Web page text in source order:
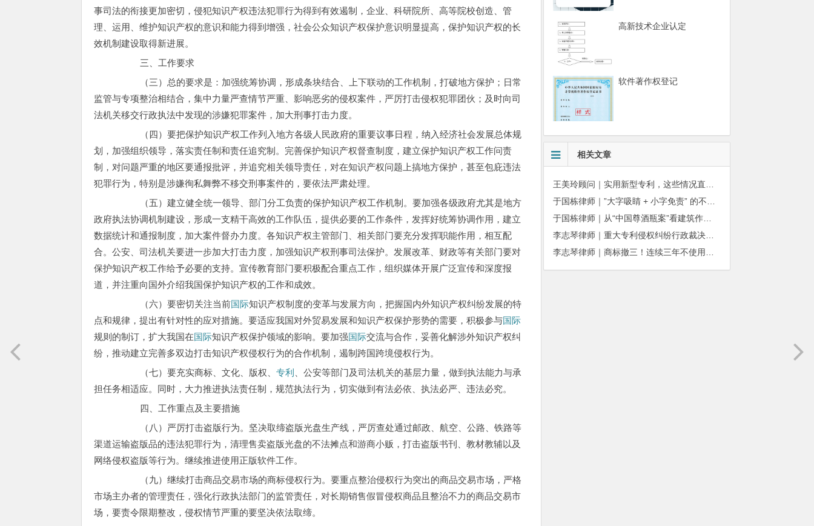
事司法的衔接更加密切，侵犯知识产权违法犯罪行为得到有效遏制，企业、科研院所、高等院校创造、管
理、运用、维护知识产权的意识和能力得到增强，社会公众知识产权保护意识明显提高，保护知识产权的长
效机制建设取得新进展。
三、工作要求
（三）总的要求是：加强统筹协调，形成条块结合、上下联动的工作机制，打破地方保护；日常
监管与专项整治相结合，集中力量严查情节严重、影响恶劣的侵权案件，严厉打击侵权犯罪团伙；及时向司
法机关移交行政执法中发现的涉嫌犯罪案件，加大刑事打击力度。
（四）要把保护知识产权工作列入地方各级人民政府的重要议事日程，纳入经济社会发展总体规
划，加强组织领导，落实责任制和责任追究制。完善保护知识产权督查制度，建立保护知识产权工作问责
制，对问题严重的地区要通报批评，并追究相关领导责任，对在知识产权问题上搞地方保护，甚至包庇违法
犯罪行为，特别是涉嫌徇私舞弊不移交刑事案件的，要依法严肃处理。
（五）建立健全统一领导、部门分工负责的保护知识产权工作机制。要加强各级政府尤其是地方
政府执法协调机制建设，形成一支精干高效的工作队伍，提供必要的工作条件，发挥好统筹协调作用，建立
数据统计和通报制度，加大案件督办力度。各知识产权主管部门、相关部门要充分发挥职能作用，相互配
合。公安、司法机关要进一步加大打击力度，加强知识产权刑事司法保护。发展改革、财政等有关部门要对
保护知识产权工作给予必要的支持。宣传教育部门要积极配合重点工作，组织媒体开展广泛宣传和深度报
道，并注重向国外介绍我国保护知识产权的工作和成效。
（六）要密切关注当前国际知识产权制度的变革与发展方向，把握国内外知识产权纠纷发展的特
点和规律，提出有针对性的应对措施。要适应我国对外贸易发展和知识产权保护形势的需要，积极参与国际
规则的制订，扩大我国在国际知识产权保护领域的影响。要加强国际交流与合作，妥善化解涉外知识产权纠
纷，推动建立完善多双边打击知识产权侵权行为的合作机制，遏制跨国跨境侵权行为。
（七）要充实商标、文化、版权、专利
、公安等部门及司法机关的基层力量，做到执法能力与承
担任务相适应。同时，大力推进执法责任制，规范执法行为，切实做到有法必依、执法必严、违法必究。
四、工作重点及主要措施
（八）严厉打击盗版行为。坚决取缔盗版光盘生产线，严厉查处通过邮政、航空、公路、铁路等
渠道运输盗版品的违法犯罪行为，清理售卖盗版光盘的不法摊点和游商小贩，打击盗版书刊、教材教辅以及
网络侵权盗版等行为。继续推进使用正版软件工作。
（九）继续打击商品交易市场的商标侵权行为。要重点整治侵权行为突出的商品交易市场，严格
市场主办者的管理责任，强化行政执法部门的监管责任，对长期销售假冒侵权商品且整治不力的商品交易市
场，要责令限期整改，侵权情节严重的要坚决依法取缔。
高新技术企业认定
软件著作权登记
相关文章
于国栋律师｜从“中国尊酒瓶案”看建筑作品著作权保护的司法边界与商用合规
李志琴律师｜重大专利侵权纠纷行政裁决：适用情形与办理规则详解